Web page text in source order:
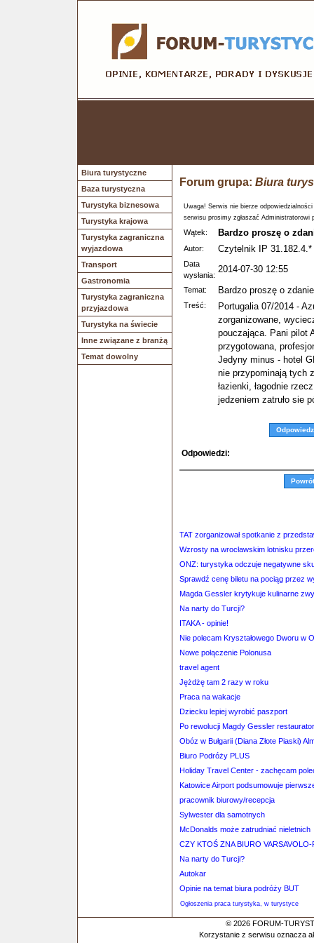
Biura turystyczne
Baza turystyczna
Turystyka biznesowa
Turystyka krajowa
Turystyka zagraniczna
wyjazdowa
Transport
Gastronomia
Turystyka zagraniczna
przyjazdowa
Turystyka na świecie
Inne związane z branżą
Temat dowolny
Forum grupa: Biura
Uwaga! Serwis nie bierze
serwisu prosimy zgłaszać Administratorowi
Wątek: Bardzo proszę o
Autor: Czytelnik IP 31.182.4.*
Data
wysłania:
2014-07-30 12:55
Temat: Bardzo proszę o
Treść:
Portugalia 07/2014 -
zorganizowane,
pouczająca. Pani pilot
przygotowana,
Jedyny minus - hotel
nie przypominają tych
łazienki, łagodnie
jedzeniem zatruło sie
Odpowiedz
Odpowiedzi:
TAT zorganizował spotkanie z
Wzrosty na wrocławskim lotnisku
ONZ: turystyka odczuje negatywne
Sprawdź cenę biletu na pociąg przez
Magda Gessler krytykuje kulinarne
Na narty do Turcji?
ITAKA - opinie!
Nie polecam Kryształowego Dworu w
Nowe połączenie Polonusa
travel agent
Jężdżę tam 2 razy w roku
Praca na wakacje
Dziecku lepiej wyrobić paszport
Po rewolucji Magdy Gessler
Obóz w Bułgarii (Diana Złote Piaski)
Biuro Podróży PLUS
Holiday Travel Center - zachęcam
Katowice Airport podsumowuje
pracownik biurowy/recepcja
Sylwester dla samotnych
McDonalds może zatrudniać nieletnich
CZY KTOŚ ZNA BIURO
Na narty do Turcji?
Autokar
Opinie na temat biura podróży BUT
Ogłoszenia praca turystyka, w turystyce
© 2026 FORUM-
Korzystanie z serwisu oznacza